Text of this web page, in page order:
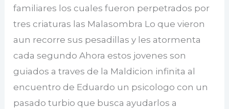
familiares los cuales fueron perpetrados por
tres criaturas las Malasombra Lo que vieron
aun recorre sus pesadillas y les atormenta
cada segundo Ahora estos jovenes son
guiados a traves de la Maldicion infinita al
encuentro de Eduardo un psicologo con un
pasado turbio que busca ayudarlos a